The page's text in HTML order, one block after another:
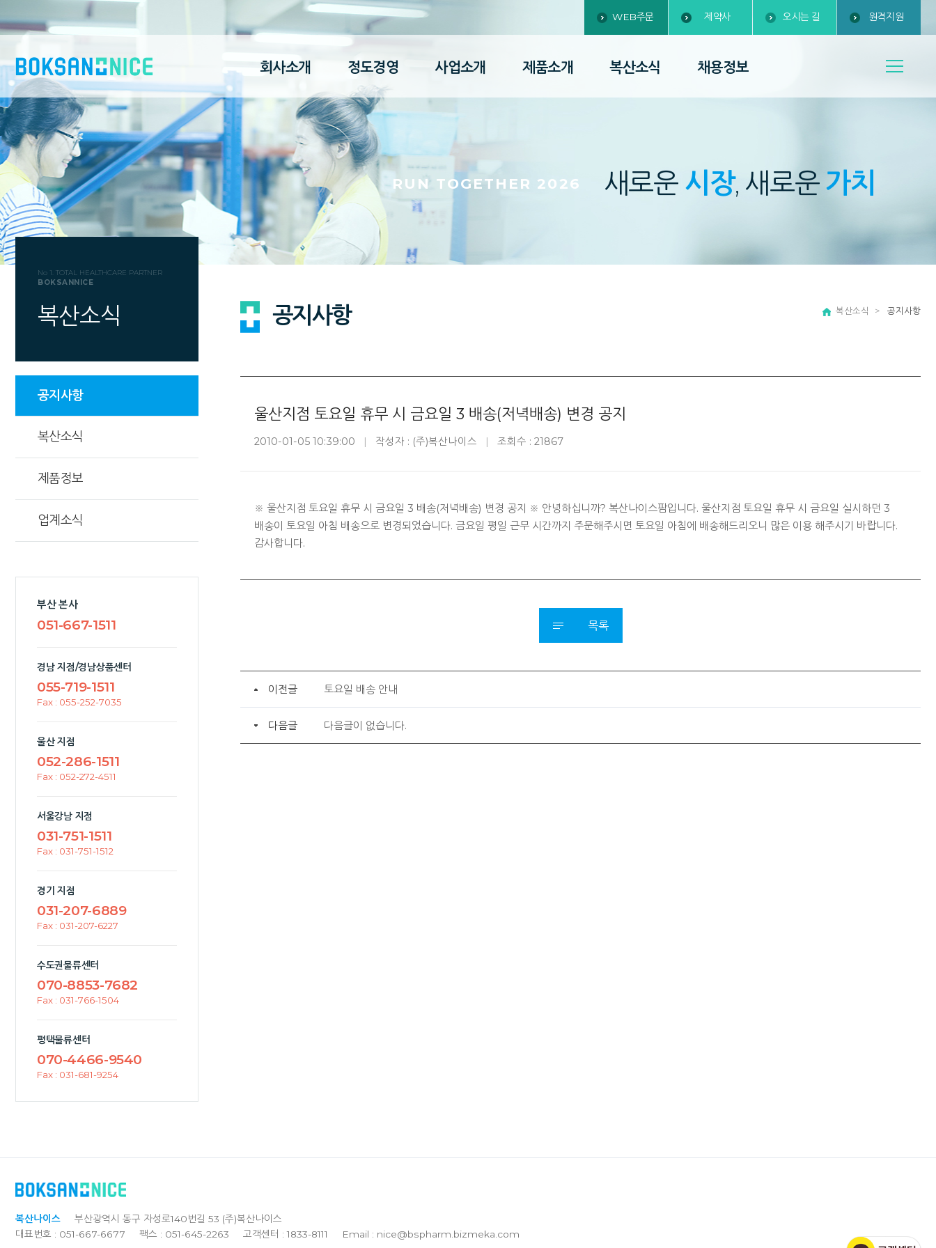
회사소개 정도경영 사업소개 제품소개 복산소식 채용정보
WEB주문 제약사 오시는 길 원격지원
RUN TOGETHER 2026 새로운 시장, 새로운가치
No 1. TOTAL HEALTHCARE PARTNER
BOKSANNICE
복산소식
공지사항
복산소식
제품정보
업계소식
부산 본사
051-667-1511
경남 지점/경남상품센터
055-719-1511
Fax : 055-252-7035
울산 지점
052-286-1511
Fax : 052-272-4511
서울강남 지점
031-751-1511
Fax : 031-751-1512
경기 지점
031-207-6889
Fax : 031-207-6227
수도권물류센터
070-8853-7682
Fax : 031-766-1504
평택물류센터
070-4466-9540
Fax : 031-681-9254
공지사항 복산소식 공지사항
울산지점 토요일 휴무 시 금요일 3 배송(저녁배송) 변경 공지
2010-01-05 10:39:00 작성자 : (주)복산나이스 조회수 : 21867
※ 울산지점 토요일 휴무 시 금요일 3 배송(저녁배송) 변경 공지 ※ 안녕하십니까? 복산나이스팜입니다. 울산지점 토요일 휴무 시 금요일 실시하던 3
배송이 토요일 아침 배송으로 변경되었습니다. 금요일 평일 근무 시간까지 주문해주시면 토요일 아침에 배송해드리오니 많은 이용 해주시기 바랍니다.
감사합니다.
목록
이전글 토요일 배송 안내
다음글 다음글이 없습니다.
복산나이스
부산광역시 동구 자성로140번길 53 (주)복산나이스
대표번호 : 051-667-6677
팩스 : 051-645-2263 고객센터 : 1833-8111 Email : nice@bspharm.bizmeka.com